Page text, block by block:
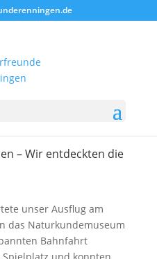
– Wir entdeckten die
unser Ausflug am
das Naturkundemuseum
Bahnfahrt